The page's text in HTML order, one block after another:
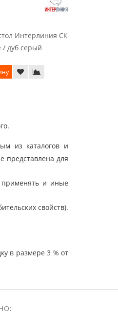
Интерлиния СК
/ дуб серый
из каталогов и
представлена для
применять и иные
свойств).
в размере 3 % от